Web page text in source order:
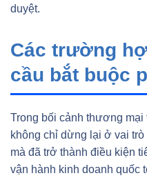
duyệt.
Các trường
cầu bắt buộc
Trong bối cảnh thương mại
không chỉ dừng lại ở vai trò
mà đã trở thành điều kiện
vận hành kinh doanh quốc